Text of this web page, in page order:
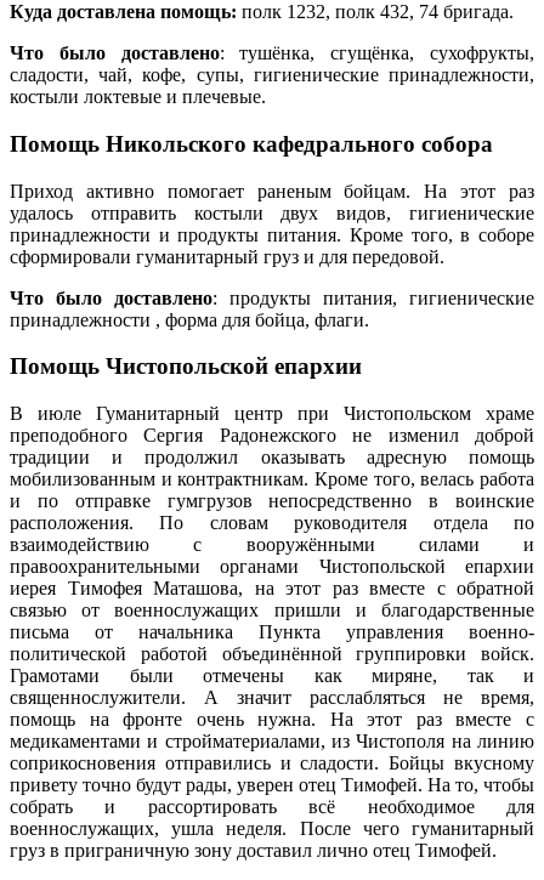
Куда доставлена помощь: полк 1232, полк 432, 74 бригада.
Что было доставлено: тушёнка, сгущёнка, сухофрукты,
сладости, чай, кофе, супы, гигиенические принадлежности,
костыли локтевые и плечевые.
Помощь Никольского кафедрального собора
Приход активно помогает раненым бойцам. На этот раз
удалось отправить костыли двух видов, гигиенические
принадлежности и продукты питания. Кроме того, в соборе
сформировали гуманитарный груз и для передовой.
Что было доставлено: продукты питания, гигиенические
принадлежности , форма для бойца, флаги.
Помощь Чистопольской епархии
В июле Гуманитарный центр при Чистопольском храме
преподобного Сергия Радонежского не изменил доброй
традиции и продолжил оказывать адресную помощь
мобилизованным и контрактникам. Кроме того, велась работа
и по отправке гумгрузов непосредственно в воинские
расположения. По словам руководителя отдела по
взаимодействию с вооружёнными силами и
правоохранительными органами Чистопольской епархии
иерея Тимофея Маташова, на этот раз вместе с обратной
связью от военнослужащих пришли и благодарственные
письма от начальника Пункта управления военно-
политической работой объединённой группировки войск.
Грамотами были отмечены как миряне, так и
священнослужители. А значит расслабляться не время,
помощь на фронте очень нужна. На этот раз вместе с
медикаментами и стройматериалами, из Чистополя на линию
соприкосновения отправились и сладости. Бойцы вкусному
привету точно будут рады, уверен отец Тимофей. На то, чтобы
собрать и рассортировать всё необходимое для
военнослужащих, ушла неделя. После чего гуманитарный
груз в приграничную зону доставил лично отец Тимофей.